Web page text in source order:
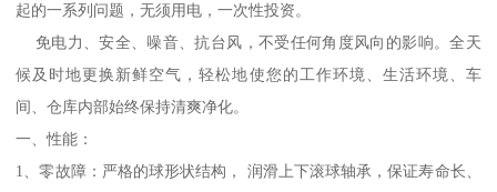
起的一系列问题，无须用电，一次性投资。
免电力、安全、噪音、抗台风，不受任何角度风向的影响。全天
候及时地更换新鲜空气，轻松地使您的工作环境、生活环境、车
间、仓库内部始终保持清爽净化。
一、性能：
1、零故障：严格的球形状结构， 润滑上下滚球轴承，保证寿命长、